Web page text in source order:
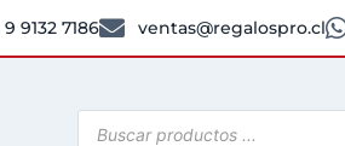
9132 7186 ventas@regalospro.cl